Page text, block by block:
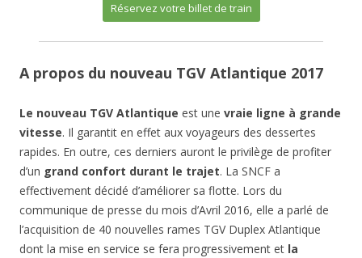
Réservez votre billet de train
A propos du nouveau TGV Atlantique 2017
Le nouveau TGV Atlantique est une vraie ligne à grande
vitesse. Il garantit en effet aux voyageurs des dessertes
rapides. En outre, ces derniers auront le privilège de profiter
d’un grand confort durant le trajet. La SNCF a
effectivement décidé d’améliorer sa flotte. Lors du
communique de presse du mois d’Avril 2016, elle a parlé de
l’acquisition de 40 nouvelles rames TGV Duplex Atlantique
dont la mise en service se fera progressivement et la